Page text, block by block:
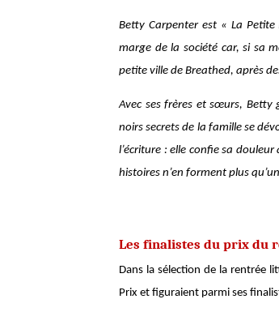
Betty Carpenter est « La
marge de la société car, si sa
petite ville de Breathed, après
Avec ses frères et sœurs, Betty
noirs secrets de la famille se
l’écriture : elle confie sa
histoires n’en forment plus
Les finalistes du prix du
Dans la sélection de la rentrée
Prix et figuraient parmi ses